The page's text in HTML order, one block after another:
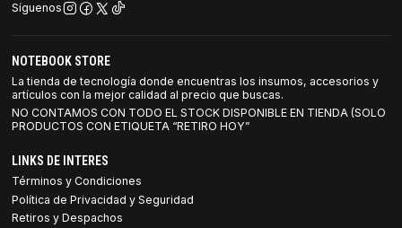
Síguenos
NOTEBOOK STORE
La tienda de tecnología donde encuentras los insumos, accesorios y
artículos con la mejor calidad al precio que buscas.
NO CONTAMOS CON TODO EL STOCK DISPONIBLE EN TIENDA (SOLO
PRODUCTOS CON ETIQUETA “RETIRO HOY”
LINKS DE INTERES
Términos y Condiciones
Política de Privacidad y Seguridad
Retiros y Despachos